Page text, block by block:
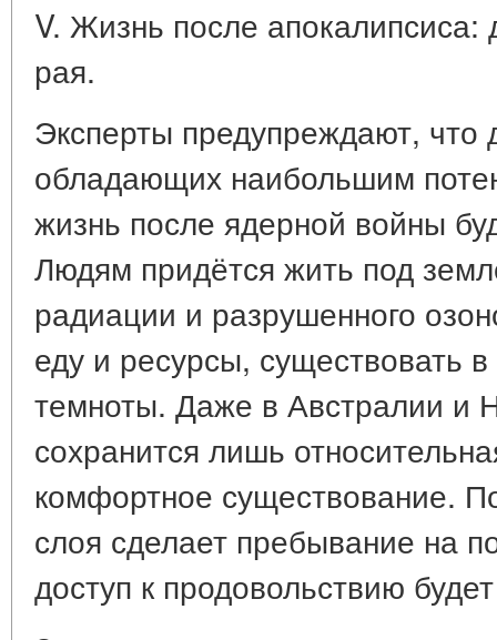
V. Жизнь после
рая.
Эксперты предупреждают, что
обладающих наибольшим
жизнь после ядерной войны
Людям придётся жить под
радиации и разрушенного
еду и ресурсы, существовать
темноты. Даже в Австралии и
сохранится лишь
комфортное существование.
слоя сделает пребывание на
доступ к продовольствию